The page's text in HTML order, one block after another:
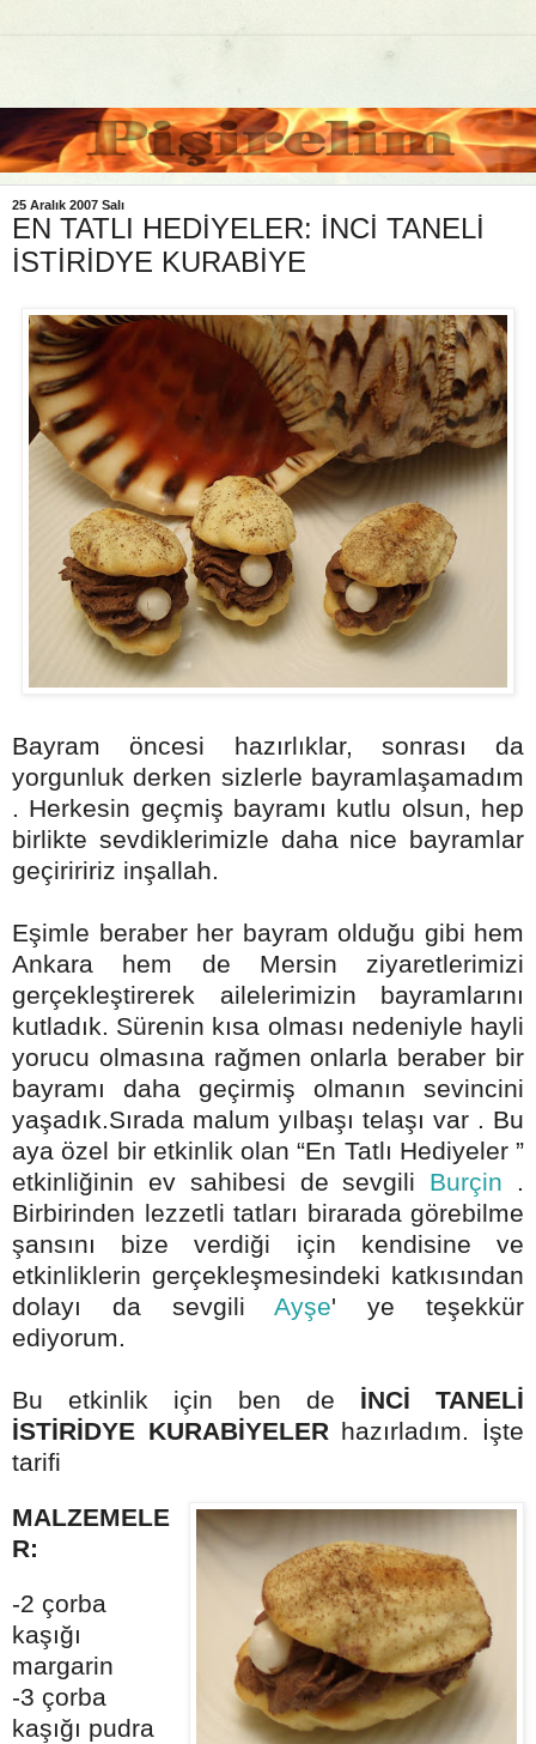
25 Aralık 2007 Salı
EN TATLI HEDİYELER: İNCİ TANELİ
İSTİRİDYE KURABİYE
Bayram öncesi hazırlıklar, sonrası da
yorgunluk derken sizlerle bayramlaşamadım
. Herkesin geçmiş bayramı kutlu olsun, hep
birlikte sevdiklerimizle daha nice bayramlar
geçiriririz inşallah.
Eşimle beraber her bayram olduğu gibi hem
Ankara hem de Mersin ziyaretlerimizi
gerçekleştirerek ailelerimizin bayramlarını
kutladık. Sürenin kısa olması nedeniyle hayli
yorucu olmasına rağmen onlarla beraber bir
bayramı daha geçirmiş olmanın sevincini
yaşadık.Sırada malum yılbaşı telaşı var . Bu
aya özel bir etkinlik olan “En Tatlı Hediyeler ”
etkinliğinin ev sahibesi de sevgili Burçin .
Birbirinden lezzetli tatları birarada görebilme
şansını bize verdiği için kendisine ve
etkinliklerin gerçekleşmesindeki katkısından
dolayı da sevgiliAyşe' ye teşekkür
ediyorum.
Bu etkinlik için ben de İNCİ TANELİ
İSTİRİDYE KURABİYELER hazırladım. İşte
tarifi
MALZEMELE
R:
-2 çorba
kaşığı
margarin
-3 çorba
kaşığı pudra